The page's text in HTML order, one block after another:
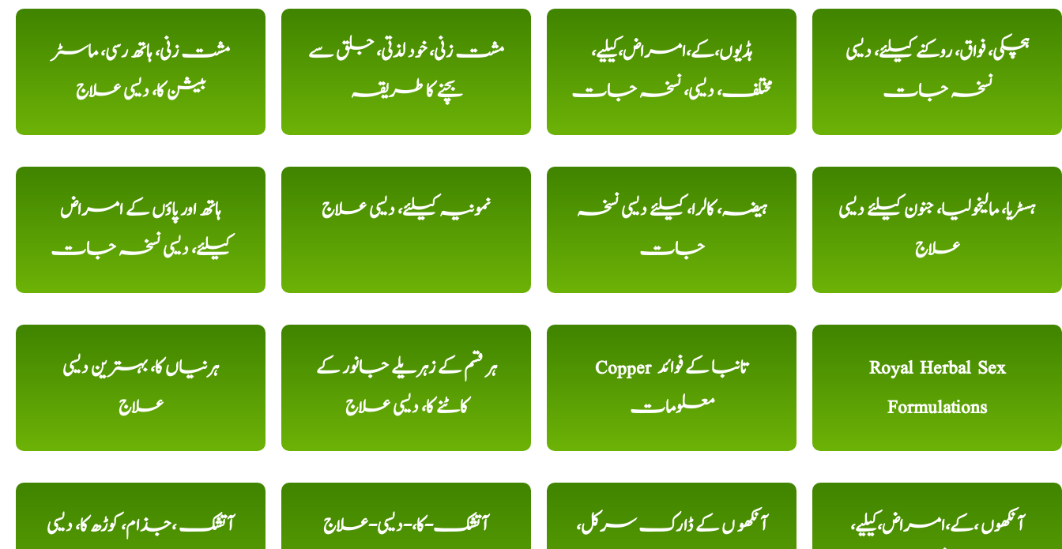
مشت زنی، ہاتھ رسی، ماسٹر
بیشن کا، دیسی علاج
مشت زنی، خود لذتی، جلق سے
بچنے کا طریقہ
ہڈیوں،کے،امراض،کیلیے،
مختلف، دیسی، نسخہ جات
ہچکی، فواق، روکنے کیلئے، دیسی
نسخہ جات
ہاتھ اور پاؤں کے امراض
کیلئے، دیسی نسخہ جات
نمونیہ کیلئے، دیسی علاج
ہیضہ، کالرا، کیلئے دیسی نسخہ
جات
ہسٹریا، مالیخولیا، جنون کیلئے دیسی
علاج
ہرنیاں کا، بہترین دیسی
علاج
ہر قسم کے زہریلے جانور کے
کاٹنے کا، دیسی علاج
Copper تانبا کے فوائد
معلومات
Royal Herbal Sex
Formulations
آتشک ،جذام، کوڑھ کا، دیسی
آتشک-کا،-دیسی-علاج
آنکھو ں کے ڈارک سرکل،
آنکھوں ،کے،امراض،کیلیے،